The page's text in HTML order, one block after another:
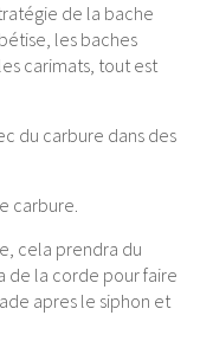
de la bache
les baches
carimats, tout est
du carbure dans des
carbure.
cela prendra du
de la corde pour faire
apres le siphon et